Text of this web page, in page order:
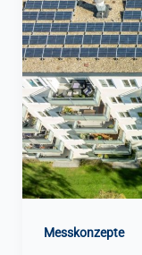
Messkonzepte